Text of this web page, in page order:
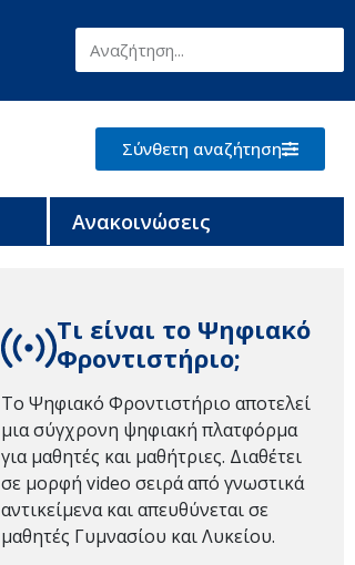
Σύνθετη αναζήτηση
Ανακοινώσεις
Τι είναι το Ψηφιακό
Φροντιστήριο;
Το Ψηφιακό Φροντιστήριο αποτελεί
μια σύγχρονη ψηφιακή πλατφόρμα
για μαθητές και μαθήτριες. Διαθέτει
σε μορφή video σειρά από γνωστικά
αντικείμενα και απευθύνεται σε
μαθητές Γυμνασίου και Λυκείου.